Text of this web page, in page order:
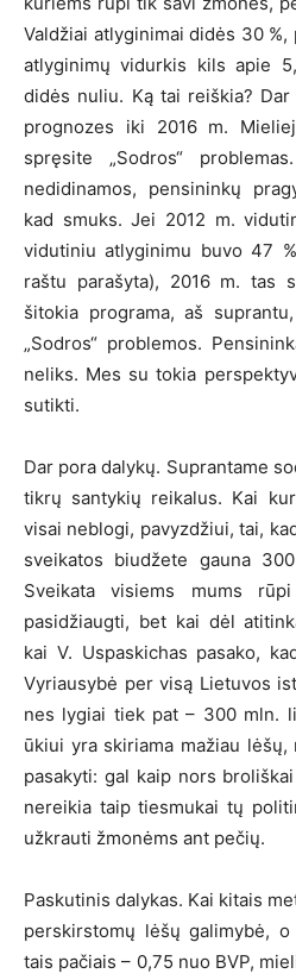
Valdžiai atlyginimai didės 30
atlyginimų vidurkis kils apie
didės nuliu. Ką tai reiškia? Dar
prognozes iki 2016 m.
spręsite „Sodros“
nedidinamos, pensininkų
kad smuks. Jei 2012 m.
vidutiniu atlyginimu buvo 47
raštu parašyta), 2016 m. tas
šitokia programa, aš
„Sodros“ problemos.
neliks. Mes su tokia
sutikti.
Dar pora dalykų. Suprantame
tikrų santykių reikalus. Kai
visai neblogi, pavyzdžiui, tai,
sveikatos biudžete gauna
Sveikata visiems mums
pasidžiaugti, bet kai dėl
kai V. Uspaskichas pasako,
Vyriausybė per visą Lietuvos
nes lygiai tiek pat – 300 mln.
ūkiui yra skiriama mažiau
pasakyti: gal kaip nors
nereikia taip tiesmukai tų
užkrauti žmonėms ant pečių.
Paskutinis dalykas. Kai kitais
perskirstomų lėšų galimybė,
tais pačiais – 0,75 nuo BVP,